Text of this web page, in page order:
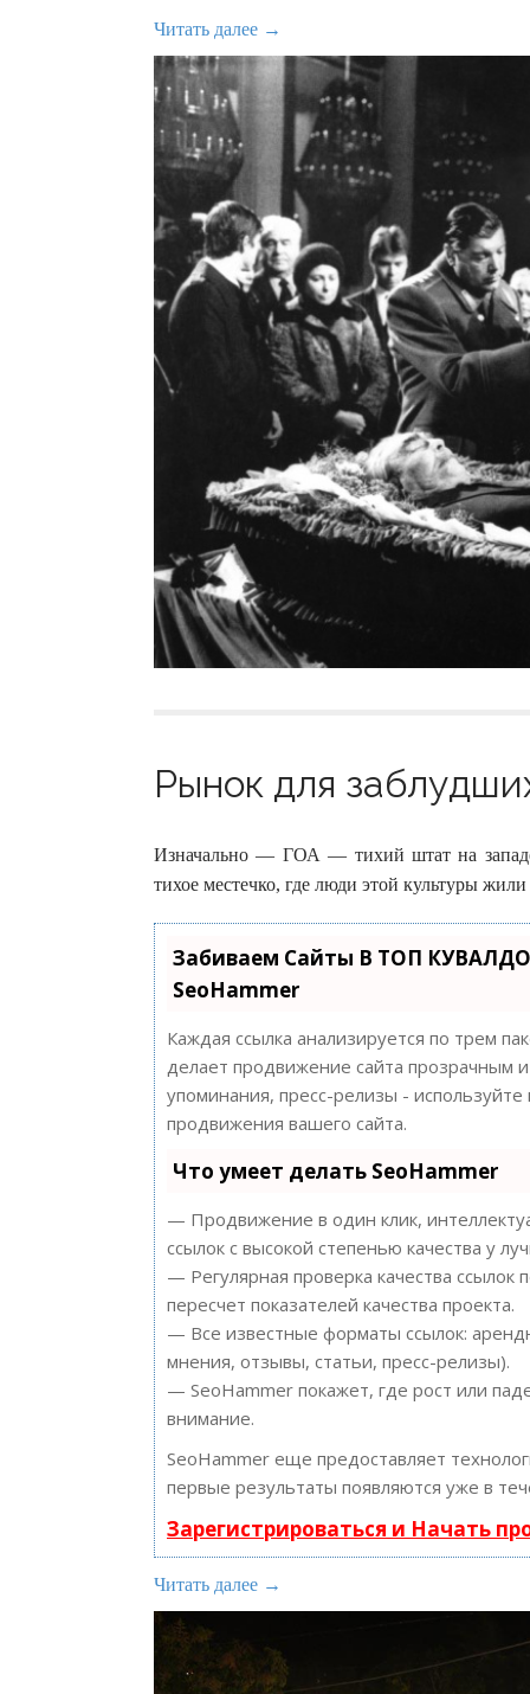
Читать далее →
Рынок для
Изначально — ГОА — тихий штат на
тихое местечко, где люди этой культуры
Забиваем Сайты В ТОП
SeoHammer
Каждая ссылка анализируется по трем
делает продвижение сайта прозрачным
упоминания, пресс-релизы -
продвижения вашего сайта.
Что умеет делать SeoHammer
— Продвижение в один клик,
ссылок с высокой степенью качества у
— Регулярная проверка качества
пересчет показателей качества проекта.
— Все известные форматы ссылок:
мнения, отзывы, статьи, пресс-релизы).
— SeoHammer покажет, где рост или
внимание.
SeoHammer еще предоставляет
первые результаты появляются уже в
Зарегистрироваться и Начать
Читать далее →